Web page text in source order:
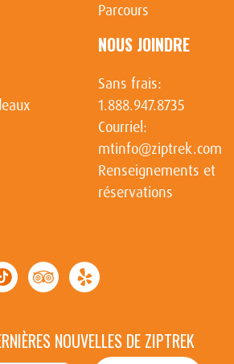
Parcours
NOUS JOINDRE
Sans frais:
1.888.947.8735
Courriel:
mtinfo@ziptrek.com
Renseignements et
réservations
NOUVELLES DE ZIPTREK